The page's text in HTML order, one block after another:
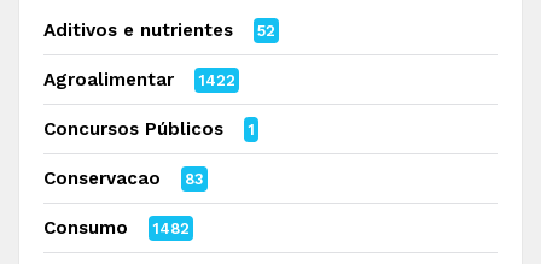
Aditivos e nutrientes 52
Agroalimentar 1422
Concursos Públicos 1
Conservacao 83
Consumo 1482